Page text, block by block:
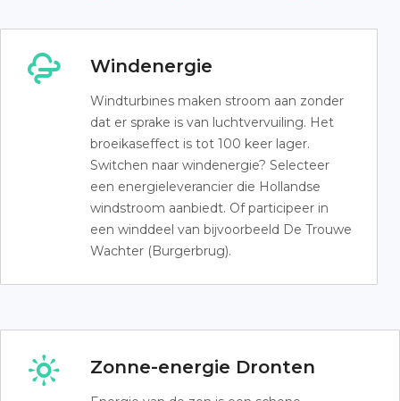
Windenergie
Windturbines maken stroom aan zonder
dat er sprake is van luchtvervuiling. Het
broeikaseffect is tot 100 keer lager.
Switchen naar windenergie? Selecteer
een energieleverancier die Hollandse
windstroom aanbiedt. Of participeer in
een winddeel van bijvoorbeeld De Trouwe
Wachter (Burgerbrug).
Zonne-energie Dronten